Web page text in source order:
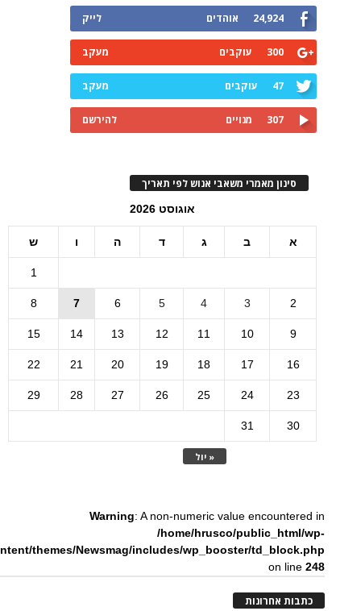
24,924 אוהדים לייק
300 עוקבים מעקב
47 עוקבים מעקב
307 מנויים להירשם
סינון מאמרי משאבי אנוש לפי תאריך
אוגוסט 2026
א ב ג ד ה ו ש
« יול
1
2
3
4
5
6
7
8
9
10
11
12
13
14
15
16
17
18
19
20
21
22
23
24
25
26
27
28
29
30
31
Warning: A non-numeric value encountered in
/home/hrusco/public_html/wp-
themes/Newsmag/includes/wp_booster/td_block.php
on line248
כתבות אחרונות